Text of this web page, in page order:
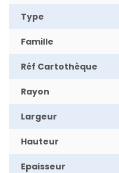
Type
Famille
Réf Cartothèque
Rayon
Largeur
Hauteur
Epaisseur